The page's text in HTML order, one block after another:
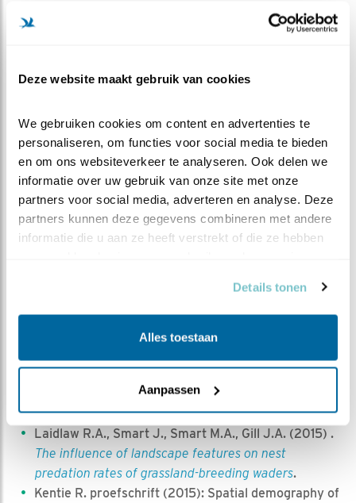
Deze website maakt gebruik van cookies
We gebruiken cookies om content en advertenties te
personaliseren, om functies voor social media te bieden
en om ons websiteverkeer te analyseren. Ook delen we
informatie over uw gebruik van onze site met onze
partners voor social media, adverteren en analyse. Deze
partners kunnen deze gegevens combineren met andere
informatie die u aan ze heeft verstrekt of die ze hebben
Details tonen
Alles toestaan
Aanpassen
Inzet van Agouti bij dataverzameling over
A&W-rapport 21-049, 2022
Belangrijke bronnen waar
Vogelbescherming zich mede op
baseert (in alfabetische volgorde)
Bolton M., Tyler G., Smith K. and Bamford R. (2007)
The impact of predator control on Lapwing Vanellus
vanellus breeding succes on wet grassland nature
the UK, a review of its conservation impact and
management. Royal Society for the Protection of
Weidevogels in een veranderend landschap: meer
kleur in het grasland. KNNV Uitgeverij, Zeist. Boek is
uitverkocht maar nog wel verkrijgbaar als E-book.
Laidlaw R.A., Smart J., Smart M.A., Gill J.A. (2015) .
The influence of landscape features on nest
predation rates of grassland-breeding waders.
Kentie R. proefschrift (2015): Spatial demography of